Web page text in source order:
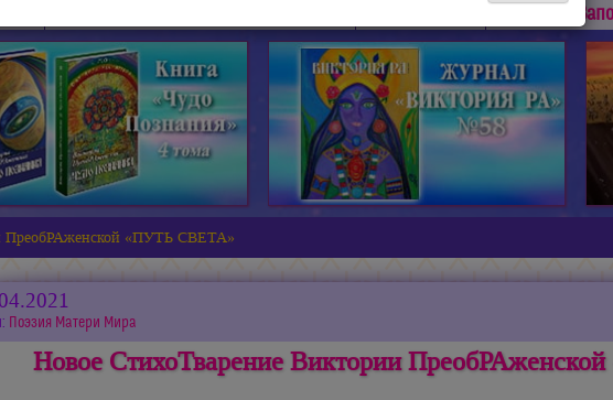
ПреобРАженской «ПУТЬ СВЕТА»
Поэзия Матери Мира
Новое СтихоТварение Виктории